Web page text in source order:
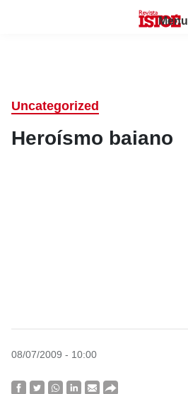
Menu
Uncategorized
Heroísmo baiano
08/07/2009 - 10:00